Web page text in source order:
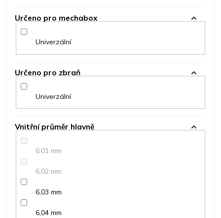
Určeno pro mechabox
Univerzální
Určeno pro zbraň
Univerzální
Vnitřní průměr hlavně
6,01 mm
6,02 mm
6,03 mm
6,04 mm